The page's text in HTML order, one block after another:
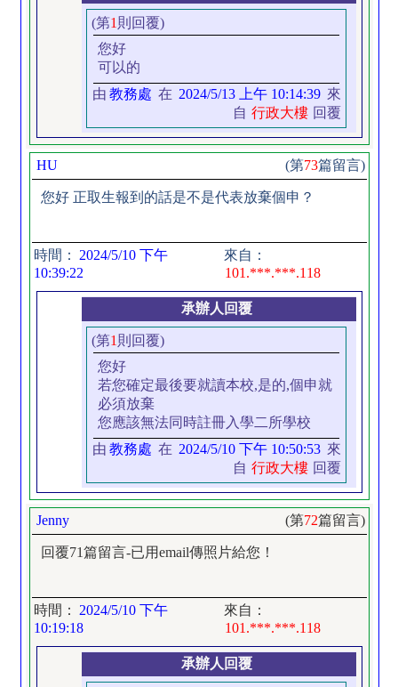
(第1 則回覆)
您好
可以的
由 教務處 在 2024/5/13 上午 10:14:39 來
自 行政大樓 回覆
HU (第73篇留言)
您好 正取生報到的話是不是代表放棄個申？
時間：
2024/5/10 下午
10:39:22
來自：
101.***.***.118
承辦人回覆
(第1 則回覆)
您好
若您確定最後要就讀本校,是的,個申就
必須放棄
您應該無法同時註冊入學二所學校
由 教務處 在 2024/5/10 下午 10:50:53 來
自 行政大樓 回覆
Jenny (第72篇留言)
回覆71篇留言-已用email傳照片給您！
時間：
2024/5/10 下午
10:19:18
來自：
101.***.***.118
承辦人回覆